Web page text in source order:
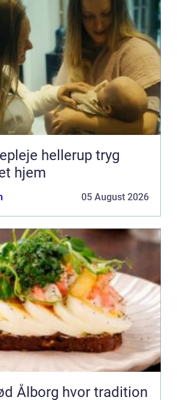
hellerup tryg
hjem
05 August 2026
hvor tradition